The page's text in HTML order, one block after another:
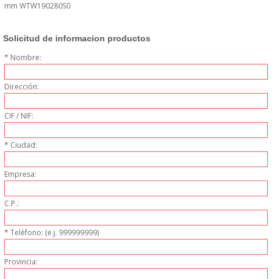
ELECTRODOM�STICOS
HIGIENE Y PROTECCION
MAQUINARIA DE LIMPIEZA
mm WTW190280S0
Solicitud de informacion productos
* Nombre:
Dirección:
CIF / NIF:
* Ciudad:
Empresa:
C.P.:
* Teléfono: (e.j. 999999999)
Provincia: